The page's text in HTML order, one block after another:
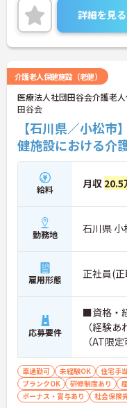
い環境が整っており、安
ます。
ご興味のある方には、
に詳細をご案内します
詳細を見る
介護老人保健施設（老健）
医療法人社団田谷会介護老
田谷会
【石川県／小松
健施設における介
給料 月収 20.5
勤務地 石川県 小
雇用形態 正社員(
応募要件
■資格・
（経験
（AT限定
車通勤可 未経験OK 住宅手
ブランクOK
研修制度あり
ボーナス・賞与あり
社会保険